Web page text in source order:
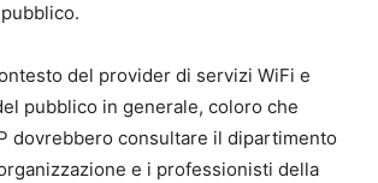
del provider di servizi WiFi e
pubblico in generale, coloro che
dovrebbero consultare il dipartimento
e i professionisti della